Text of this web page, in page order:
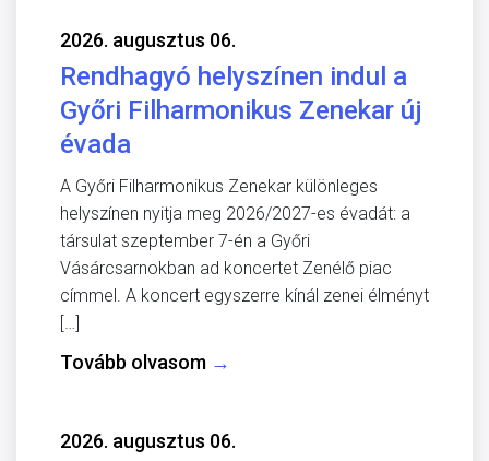
2026. augusztus 06.
Rendhagyó helyszínen indul a
Győri Filharmonikus Zenekar új
évada
A Győri Filharmonikus Zenekar különleges
helyszínen nyitja meg 2026/2027-es évadát: a
társulat szeptember 7-én a Győri
Vásárcsarnokban ad koncertet Zenélő piac
címmel. A koncert egyszerre kínál zenei élményt
[…]
Tovább olvasom →
2026. augusztus 06.